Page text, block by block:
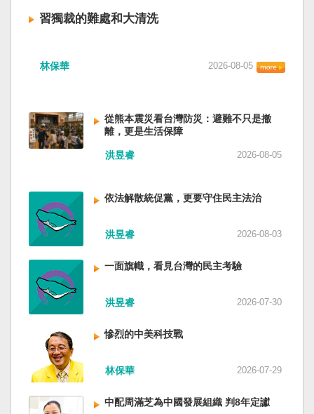
來台也是中國僑民或台灣新住民、新國民，而不
國民養成過程的教育被教導成一個虛構的大國，
北相連，四面海域環抱，是島嶼國度不是大陸國
家。 一九四五年八一五，台灣人在祖國的迷惘與
迷障中做了錯誤的選擇，不只造成台灣集體命運
好好建構我們尚未正常化的國家。台灣是小而
美、豐裕而堅強，在太平洋西南海域，一個閃亮
的國家。 中國啊！請獨立於台灣之外吧！如果在
意收拾「中華民國」這個你們立鑄為繼承之國碑
銘的國號，台灣也會尊重歷史，對殘餘中國做歷
史的了結，寫下句點。生活在台灣的人們應共同
起造一個對「中國」不構成侵權的新國家，開啟
歷史的新樂章。歷史不會重來，但提供教訓。
次彰顯這份聲明的立場，很榮幸代表台灣人民接
受IPAC的聲明，台灣會給予堅定的支持，共同捍
更透過跨國鎮壓手段，對世界各國人民進行政治
延」 賴清德表示，面對中國威權主義不斷擴張，
紅色恐怖正在世界各地蔓延，今年論壇主題聚焦
討論全球的民主韌性、灰帶侵擾的因應聯防，以
及非紅供應鏈的重塑，更加反映出台灣在國際社
任。 賴清德表示，當今台灣的民主成就受到國際
的肯定，面對中國「民促法」的威脅，台灣不會
接受統戰滲透和紅色恐怖、不會坐視中國將壓迫
黑手伸進台灣，或任何自由國家與地區。 賴清德
禦、責任分擔」，並將持續提升國防力量、強化
全社會防衛韌性，增進國際合作，凝聚最大的力
量，確保印太區域的和平穩定；台灣也將善用
AI、半導體、資通訊等高科技產業優勢，串聯民
主夥伴，一起打造「非紅供應鏈」，來強化經濟
韌性，讓彼此的國家更安全更繁榮。 最後，賴清
德說，台灣是民主自由的燈塔，也是印太和平的
重要基石，即使威權主義威脅及全球新興挑戰不
斷，台灣有堅定的意志，確保民主燈塔永明，自
由基石永固。
習獨裁的難處和大清洗
中全會。本來以為在七月上海的AI全球大會以
不見了，改為「加快、加強」。從奇技淫巧改為
「適應不同群體消費需求擴大優質供給」。顯然
七月中國官方的經濟數字，製造業採購經理人指
數PMI，由六月的五十．三％大幅滑落至四十九．
五十％榮枯線，加上非製造業和綜合PMI產出指數
三大核心指標同步跌穿榮枯線，習近平的梭哈
（孤注一擲）失敗，在會議文件上不得不兩處承
認「困難」。 一處是「有效應對各種外部衝擊和
的困難挑戰」。其後各段落所說的例如公平競
爭、就業、三農、天災等都是。而「常態化解決
企業帳款拖欠問題」，更暴露企業之間拖欠已經
是常態化。近三十年前的「三角債」是不是復活
了？企業發薪給員工當然也拖欠。 另外有兩處提
到「兜牢基層『三保』底線」和「抓好『一老一
小』服務保障」，社會保險系統也出了問題。 後
段有一句「推動各級領導幹部以更加昂揚向上的
精氣神，不斷創造高質量發展新業績」。不懂什
麼是「精氣神」，還以為是假文件，是新時代習
林保華 2026-08-05
從熊本震災看台灣防災：避難不只是撤
離，更是生活保障
洪昱睿 2026-08-05
依法解散統促黨，更要守住民主法治
洪昱睿 2026-08-03
一面旗幟，看見台灣的民主考驗
洪昱睿 2026-07-30
慘烈的中美科技戰
林保華 2026-07-29
中配周滿芝為中國發展組織 判8年定讞